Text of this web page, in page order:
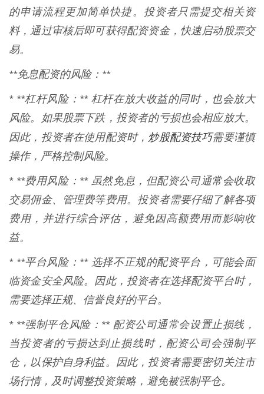
的申请流程更加简单快捷。投资者只需提交相关资
料，通过审核后即可获得配资资金，快速启动股票交
易。
**免息配资的风险：**
* **杠杆风险：** 杠杆在放大收益的同时，也会放大
风险。如果股票下跌，投资者的亏损也会相应放大。
因此，投资者在使用配资时， 炒股配资技巧需要谨慎
操作，严格控制风险。
* **费用风险：** 虽然免息，但配资公司通常会收取
交易佣金、管理费等费用。投资者需要仔细了解各项
费用，并进行综合评估，避免因高额费用而影响收
益。
* **平台风险：** 选择不正规的配资平台，可能会面
临资金安全风险。因此，投资者在选择配资平台时，
需要选择正规、信誉良好的平台。
* **强制平仓风险：** 配资公司通常会设置止损线，
当投资者的亏损达到止损线时，配资公司会强制平
仓，以保护自身利益。因此，投资者需要密切关注市
场行情，及时调整投资策略，避免被强制平仓。